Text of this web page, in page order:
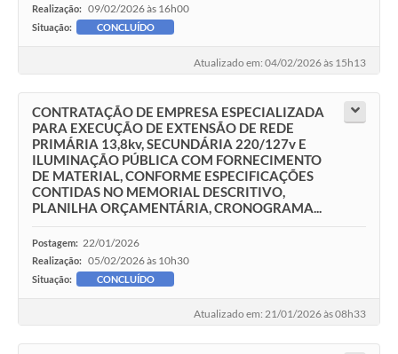
Realização: 09/02/2026 às 16h00
Situação: CONCLUÍDO
Atualizado em: 04/02/2026 às 15h13
CONTRATAÇÃO DE EMPRESA ESPECIALIZADA
PARA EXECUÇÃO DE EXTENSÃO DE REDE
PRIMÁRIA 13,8kv, SECUNDÁRIA 220/127v E
ILUMINAÇÃO PÚBLICA COM FORNECIMENTO
DE MATERIAL, CONFORME ESPECIFICAÇÕES
CONTIDAS NO MEMORIAL DESCRITIVO,
PLANILHA ORÇAMENTÁRIA, CRONOGRAMA...
Postagem: 22/01/2026
Realização: 05/02/2026 às 10h30
Situação: CONCLUÍDO
Atualizado em: 21/01/2026 às 08h33